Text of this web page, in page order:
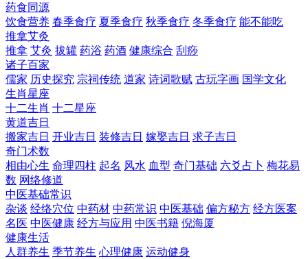
药食同源
饮食营养 春季食疗 夏季食疗 秋季食疗 冬季食疗 能不能吃
推拿艾灸
推拿 艾灸 拔罐 药浴 药酒 健康综合 刮痧
诸子百家
儒家 历史探究 宗祠传统 道家 诗词歌赋 古玩字画 国学文化
生肖星座
十二生肖 十二星座
黄道吉日
搬家吉日 开业吉日 装修吉日 嫁娶吉日 求子吉日
奇门术数
相由心生 命理四柱 起名 风水 血型 奇门基础 六爻占卜 梅花易
数 网络修道
中医基础常识
杂谈 经络穴位 中药材 中药常识 中医基础 偏方秘方 经方医案
名医 中医健康 经方与应用 中医书籍 倪海厦
健康生活
人群养生 季节养生 心理健康 运动健身